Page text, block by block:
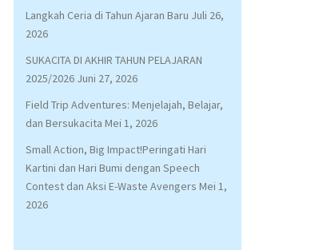
Langkah Ceria di Tahun Ajaran Baru Juli 26,
2026
SUKACITA DI AKHIR TAHUN PELAJARAN
2025/2026 Juni 27, 2026
Field Trip Adventures: Menjelajah, Belajar,
dan Bersukacita Mei 1, 2026
Small Action, Big Impact!Peringati Hari
Kartini dan Hari Bumi dengan Speech
Contest dan Aksi E-Waste Avengers Mei 1,
2026